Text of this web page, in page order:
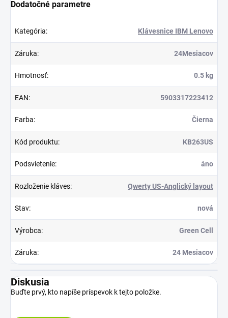
Dodatočné parametre
Kategória: Klávesnice IBM Lenovo
Záruka: 24Mesiacov
Hmotnosť: 0.5 kg
EAN: 5903317223412
Farba: Čierna
Kód produktu: KB263US
Podsvietenie: áno
Rozloženie kláves: Qwerty US-Anglický layout
Stav: nová
Výrobca: Green Cell
Záruka: 24 Mesiacov
Diskusia
Buďte prvý, kto napíše príspevok k tejto položke.